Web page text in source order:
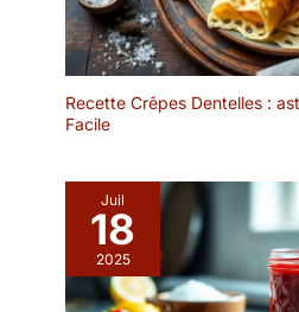
est
Pour
Recette Crêpes Dentelles :
Facile
Juil
18
2025